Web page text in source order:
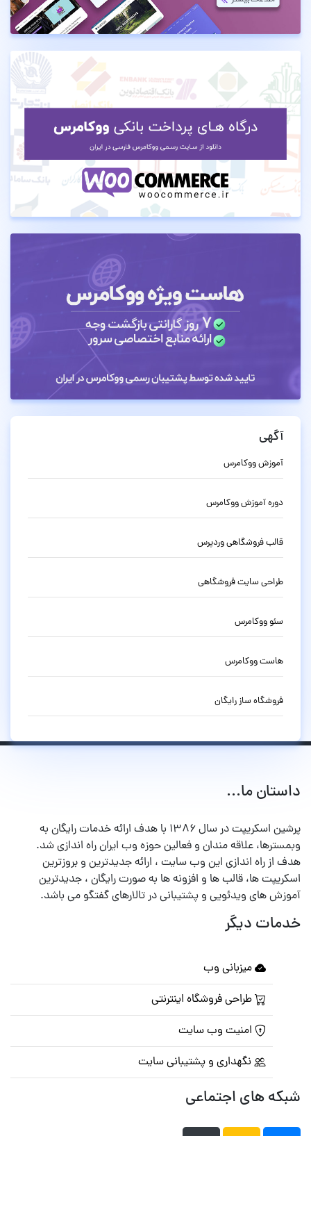
آگهی
آموزش ووکامرس
دوره آموزش ووکامرس
قالب فروشگاهی وردپرس
طراحی سایت فروشگاهی
سئو ووکامرس
هاست ووکامرس
فروشگاه ساز رایگان
داستان ما...
پرشین اسکریپت در سال ۱۳۸۶ با هدف ارائه خدمات رایگان به
وبمسترها، علاقه مندان و فعالین حوزه وب ایران راه اندازی شد.
هدف از راه اندازی این وب سایت ، ارائه جدیدترین و بروزترین
اسکریپت ها، قالب ها و افزونه ها به صورت رایگان ، جدیدترین
آموزش های ویدئویی و پشتیبانی در تالارهای گفتگو می باشد.
خدمات دیگر
میزبانی وب
طراحی فروشگاه اینترنتی
امنیت وب سایت
نگهداری و پشتیبانی سایت
شبکه های اجتماعی